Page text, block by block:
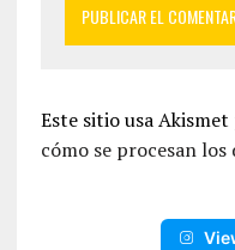
Este sitio usa
cómo se procesan